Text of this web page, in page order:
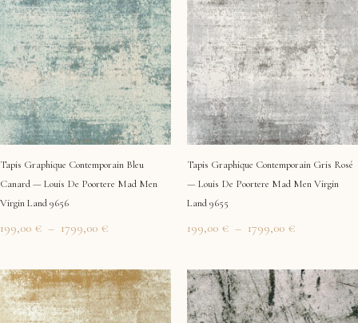
Tapis Graphique Contemporain Bleu
Canard — Louis De Poortere Mad Men
Virgin Land 9656
199,00 € – 1799,00 €
prix :
199,00 €
à
1799,00 €
Tapis Graphique Contemporain Gris Rosé
— Louis De Poortere Mad Men Virgin
Land 9655
199,00 € – 1799,00 €
prix :
199,00 €
à
1799,00 €
Plage
de
prix :
Plage
de
prix :